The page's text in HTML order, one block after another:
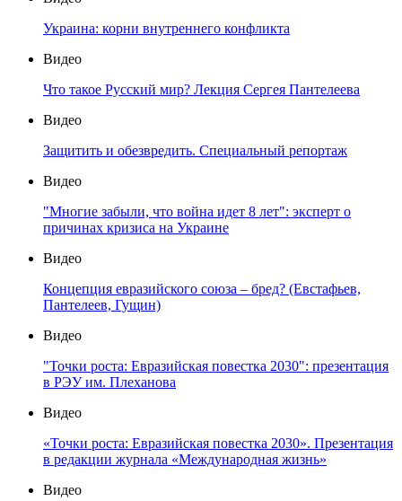
Украина: корни внутреннего конфликта
Видео
Что такое Русский мир? Лекция Сергея Пантелеева
Видео
Защитить и обезвредить. Специальный репортаж
Видео
"Многие забыли, что война идет 8 лет": эксперт о
причинах кризиса на Украине
Видео
Концепция евразийского союза – бред? (Евстафьев,
Пантелеев, Гущин)
Видео
"Точки роста: Евразийская повестка 2030": презентация
в РЭУ им. Плеханова
Видео
«Точки роста: Евразийская повестка 2030». Презентация
в редакции журнала «Международная жизнь»
Видео